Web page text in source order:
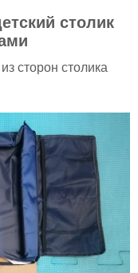
столик
сторон столика